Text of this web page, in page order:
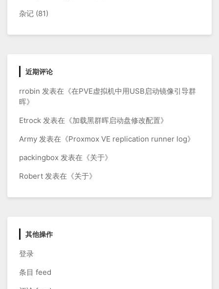
杂记 (81)
近期评论
rrobin 发表在《在PVE虚拟机中用USB启动镜像引导群
晖》
Etrock 发表在《加载黑群晖启动盘修改配置》
Army 发表在《Proxmox VE replication runner log》
packingbox 发表在《关于》
Robert 发表在《关于》
其他操作
登录
条目 feed